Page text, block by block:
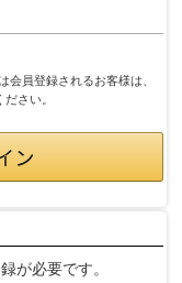
会員登録されるお客様は、
さい。
が必要です。